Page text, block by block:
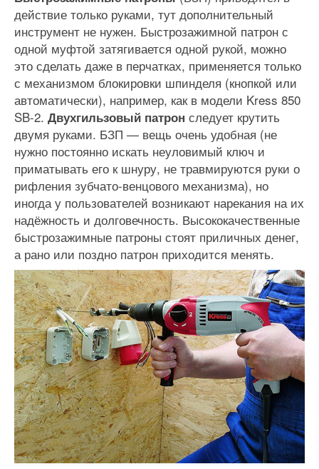
действие только руками, тут дополнительный
инструмент не нужен. Быстрозажимной патрон с
одной муфтой затягивается одной рукой, можно
это сделать даже в перчатках, применяется только
с механизмом блокировки шпинделя (кнопкой или
автоматически), например, как в модели Kress 850
SB-2. Двухгильзовый патрон следует крутить
двумя руками. БЗП — вещь очень удобная (не
нужно постоянно искать неуловимый ключ и
приматывать его к шнуру, не травмируются руки о
рифления зубчато-венцового механизма), но
иногда у пользователей возникают нарекания на их
надёжность и долговечность. Высококачественные
быстрозажимные патроны стоят приличных денег,
а рано или поздно патрон приходится менять.